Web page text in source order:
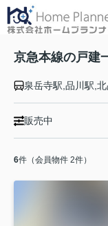
京急本線の戸建
販売中
6件（会員物件 2件）